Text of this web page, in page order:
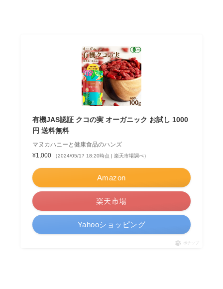
有機JAS認証 クコの実 オーガニック お試し 1000
円 送料無料
マヌカハニーと健康食品のハンズ
¥1,000
（2024/05/17 18:20時点 | 楽天市場調べ）
Amazon
楽天市場
Yahooショッピング
ポチップ